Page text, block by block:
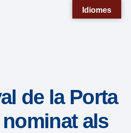
de la Porta
als
Idiomes